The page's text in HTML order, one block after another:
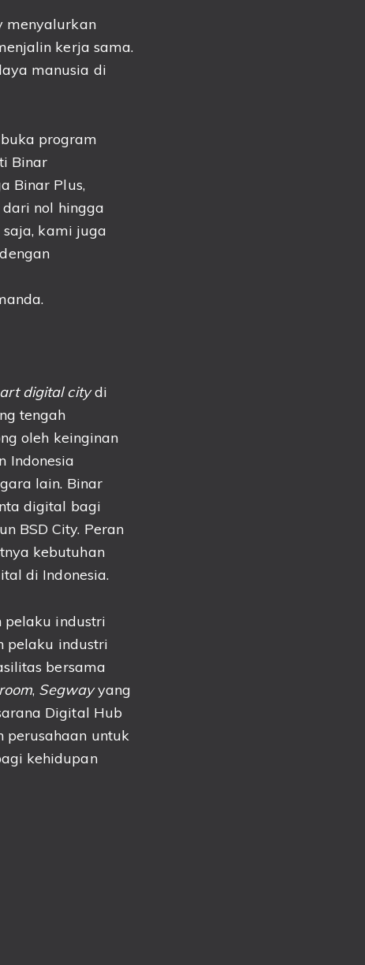
menyalurkan
kerja sama.
manusia di
program
Binar
Binar Plus,
nol hingga
kami juga
digital citydi
tengah
oleh keinginan
Indonesia
lain. Binar
digital bagi
BSD City. Peran
kebutuhan
di Indonesia.
pelaku industri
pelaku industri
bersama
, Segwayyang
Digital Hub
perusahaan untuk
kehidupan